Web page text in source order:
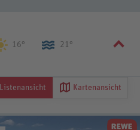
16° 21°
Listenansicht Kartenansicht